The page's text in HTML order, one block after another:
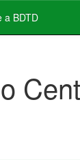
a BDTD